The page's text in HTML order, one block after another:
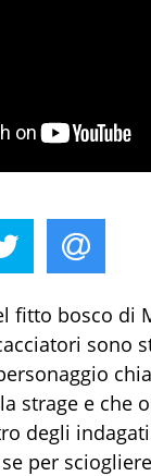
fitto bosco di
sono
strage e che
degli
per